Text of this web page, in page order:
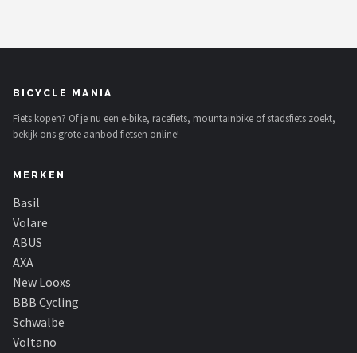
Voltano
Cortina
Alle merken →
BICYCLE MANIA
Fiets kopen? Of je nu een e-bike, racefiets, mountainbike of stadsfiets zoekt,
bekijk ons grote aanbod fietsen online!
MERKEN
Basil
Volare
ABUS
AXA
New Looxs
BBB Cycling
Schwalbe
Voltano